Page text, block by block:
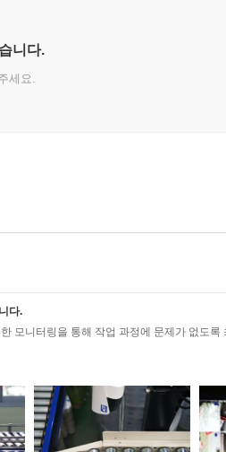
니다.
세요.
다.
모니터링을 통해 작업 과정에 문제가 없도록